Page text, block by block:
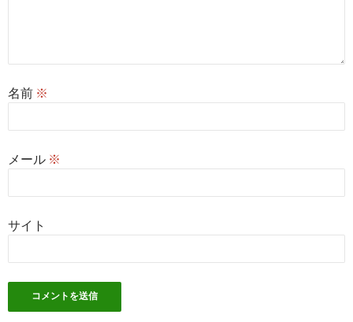
名前 ※
メール ※
サイト